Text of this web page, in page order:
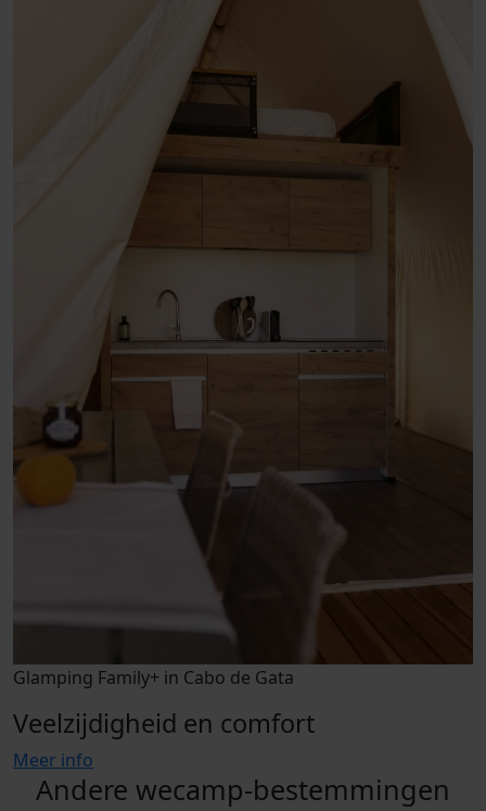
Glamping Family+ in Cabo de Gata
Veelzijdigheid en comfort
Meer info
Andere wecamp-bestemmingen